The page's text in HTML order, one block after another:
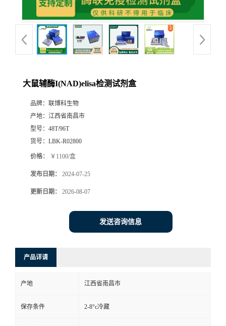
大鼠辅酶I(NAD)elisa检测试剂盒
品牌： 联博科生物
产地： 江西省南昌市
型号： 48T/96T
货号： LBK-R02800
价格： ￥1100/盒
发布日期： 2024-07-25
更新日期： 2026-08-07
发送咨询信息
产品详请
产地 江西省南昌市
保存条件 2-8°c冷藏